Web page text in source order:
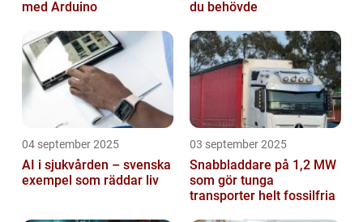
med Arduino
du behövde
04 september 2025
AI i sjukvården – svenska
exempel som räddar liv
03 september 2025
Snabbladdare på 1,2 MW
som gör tunga
transporter helt fossilfria